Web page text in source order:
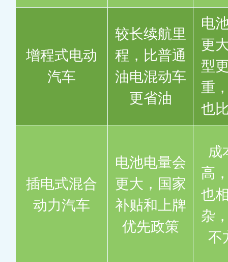
增程式电动
汽车
较长续航里
程，比普通
油电混动车
更省油
电
更
型
重
也
插电式混合
动力汽车
电池电量会
更大，国家
补贴和上牌
优先政策
成
高
也
杂
不